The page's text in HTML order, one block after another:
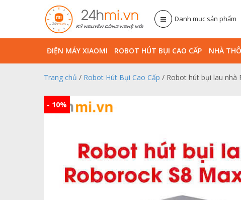
Danh mục sản phẩm
ĐIỆN MÁY XIAOMI ROBOT HÚT BỤI CAO CẤP NHÀ
Trang chủ / Robot Hút Bụi Cao Cấp / Robot hút bụi lau nhà
- 10%